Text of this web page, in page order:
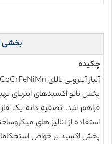
بخشی
چکیده
پخش نانو اکسیدهای ایتریای
پخش اکسید بر خواص